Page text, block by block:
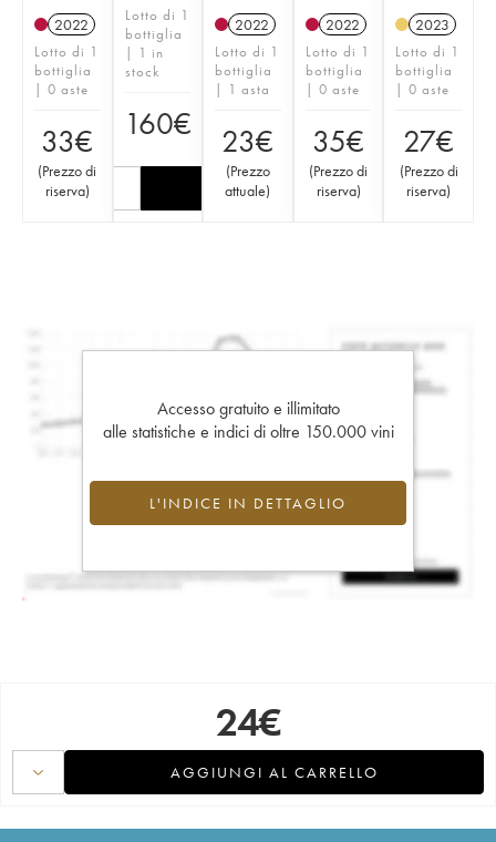
2022
Lotto di 1
bottiglia
| 0 aste
33€
(Prezzo di
riserva)
Lotto di 1
bottiglia
| 1 in
stock
160€
2022
Lotto di 1
bottiglia
| 1 asta
23€
(Prezzo
attuale)
2022
Lotto di 1
bottiglia
| 0 aste
35€
(Prezzo di
riserva)
2023
Lotto di 1
bottiglia
| 0 aste
27€
(Prezzo di
riserva)
Accesso gratuito e illimitato
alle statistiche e indici di oltre 150.000 vini
L'INDICE IN DETTAGLIO
24€
AGGIUNGI AL CARRELLO